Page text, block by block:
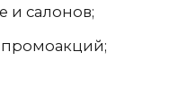
и салонов;
промоакций;